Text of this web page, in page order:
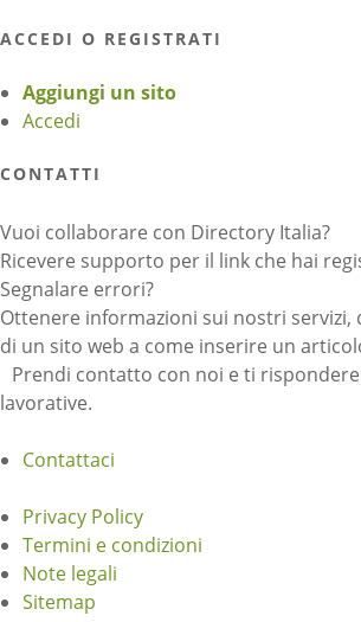
ACCEDI O REGISTRATI
Aggiungi un sito
Accedi
CONTATTI
Vuoi collaborare con Directory Italia?
Ricevere supporto per il link che hai
Segnalare errori?
Ottenere informazioni sui nostri servizi,
di un sito web a come inserire un
Prendi contatto con noi e ti
lavorative.
Contattaci
Privacy Policy
Termini e condizioni
Note legali
Sitemap